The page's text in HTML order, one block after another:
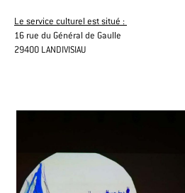
Le service culturel est situé :
16 rue du Général de Gaulle
29400 LANDIVISIAU